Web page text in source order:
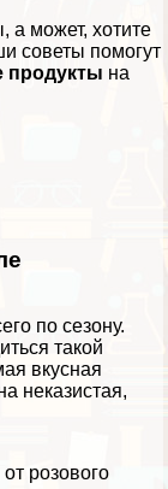
а может, хотите
советы помогут
продукты на
по сезону.
такой
вкусная
неказистая,
розового